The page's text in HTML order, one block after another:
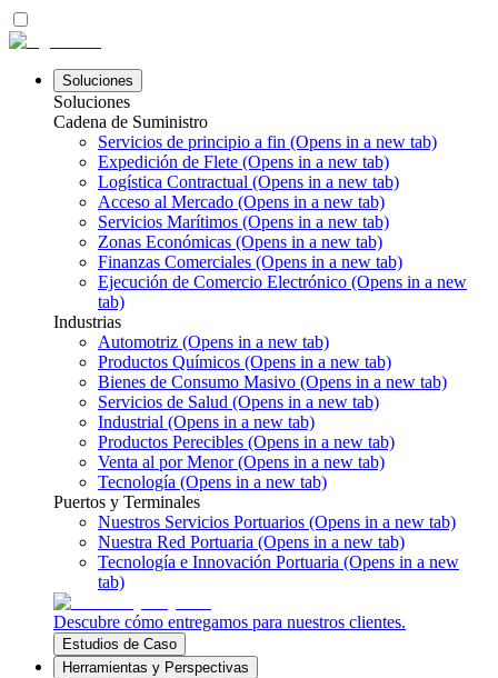
Soluciones
Soluciones
Cadena de Suministro
Servicios de principio a fin (Opens in a new tab)
Expedición de Flete (Opens in a new tab)
Logística Contractual (Opens in a new tab)
Acceso al Mercado (Opens in a new tab)
Servicios Marítimos (Opens in a new tab)
Zonas Económicas (Opens in a new tab)
Finanzas Comerciales (Opens in a new tab)
Ejecución de Comercio Electrónico (Opens in a new
tab)
Industrias
Automotriz (Opens in a new tab)
Productos Químicos (Opens in a new tab)
Bienes de Consumo Masivo (Opens in a new tab)
Servicios de Salud (Opens in a new tab)
Industrial (Opens in a new tab)
Productos Perecibles (Opens in a new tab)
Venta al por Menor(Opens in a new tab)
Tecnología (Opens in a new tab)
Puertos y Terminales
Nuestros Servicios Portuarios (Opens in a new tab)
Nuestra Red Portuaria (Opens in a new tab)
Tecnología e Innovación Portuaria (Opens in a new
tab)
Descubre cómo entregamos para nuestros clientes.
Estudios de Caso
Herramientas y Perspectivas